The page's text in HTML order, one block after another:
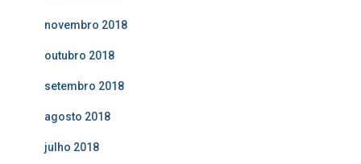
novembro 2018
outubro 2018
setembro 2018
agosto 2018
julho 2018